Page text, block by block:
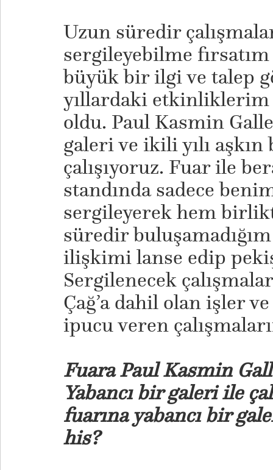
Uzun süredir
sergileyebilme
büyük bir ilgi ve talep
yıllardaki etkinliklerim
oldu. Paul Kasmin
galeri ve ikili yılı
çalışıyoruz. Fuar ile
standında sadece
sergileyerek hem
süredir
ilişkimi lanse edip
Sergilenecek
Çağ’a dahil olan işler
ipucu veren
Fuara Paul Kasmin
Yabancı bir galeri ile
fuarına yabancı bir
his?